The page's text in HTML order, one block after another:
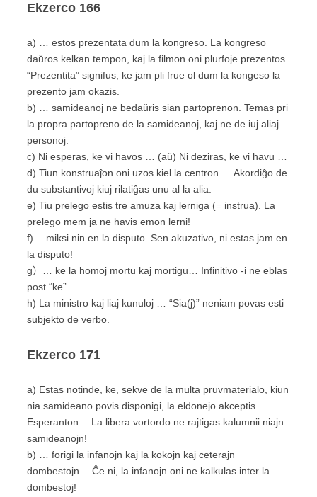
Ekzerco 166
a) … estos prezentata dum la kongreso. La kongreso
daŭros kelkan tempon, kaj la filmon oni plurfoje prezentos.
“Prezentita” signifus, ke jam pli frue ol dum la kongeso la
prezento jam okazis.
b) … samideanoj ne bedaŭris sian partoprenon. Temas pri
la propra partopreno de la samideanoj, kaj ne de iuj aliaj
personoj.
c) Ni esperas, ke vi havos … (aŭ) Ni deziras, ke vi havu …
d) Tiun konstruaĵon oni uzos kiel la centron … Akordiĝo de
du substantivoj kiuj rilatiĝas unu al la alia.
e) Tiu prelego estis tre amuza kaj lerniga (= instrua) . La
prelego mem ja ne havis emon lerni!
f)… miksi nin en la disputo. Sen akuzativo, ni estas jam en
la disputo!
g）… ke la homoj mortu kaj mortigu… Infinitivo -i ne eblas
post “ke”.
h) La ministro kaj liaj kunuloj … “Sia(j)” neniam povas esti
subjekto de verbo.
Ekzerco 171
a) Estas notinde, ke, sekve de la multa pruvmaterialo, kiun
nia samideano povis disponigi, la eldonejo akceptis
Esperanton… La libera vortordo ne rajtigas kalumnii niajn
samideanojn!
b) … forigi la infanojn kaj la kokojn kaj ceterajn
dombestojn… Ĉe ni, la infanojn oni ne kalkulas inter la
dombestoj!